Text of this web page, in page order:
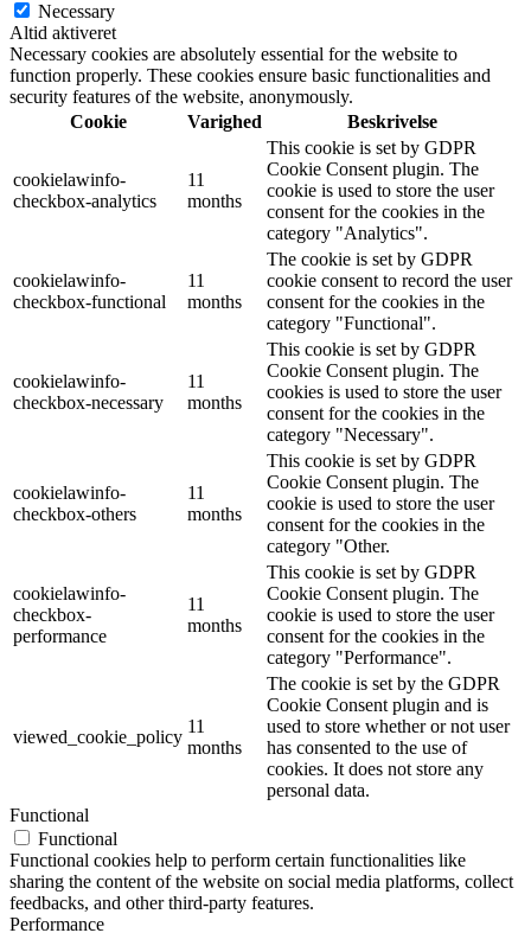
Necessary
Altid aktiveret
Necessary cookies are absolutely essential for the website to
function properly. These cookies ensure basic functionalities and
security features of the website, anonymously.
Cookie
Varighed Beskrivelse
cookielawinfo-
checkbox-analytics
11
months
This cookie is set by GDPR
Cookie Consent plugin. The
cookie is used to store the user
consent for the cookies in the
category "Analytics".
cookielawinfo-
checkbox-functional
11
months
The cookie is set by GDPR
cookie consent to record the user
consent for the cookies in the
category "Functional".
cookielawinfo-
checkbox-necessary
11
months
This cookie is set by GDPR
Cookie Consent plugin. The
cookies is used to store the user
consent for the cookies in the
category "Necessary".
cookielawinfo-
checkbox-others
11
months
This cookie is set by GDPR
Cookie Consent plugin. The
cookie is used to store the user
consent for the cookies in the
category "Other.
cookielawinfo-
checkbox-
performance
11
months
This cookie is set by GDPR
Cookie Consent plugin. The
cookie is used to store the user
consent for the cookies in the
category "Performance".
viewed_cookie_policy
11
months
The cookie is set by the GDPR
Cookie Consent plugin and is
used to store whether or not user
has consented to the use of
cookies. It does not store any
personal data.
Functional
Functional
Functional cookies help to perform certain functionalities like
sharing the content of the website on social media platforms, collect
feedbacks, and other third-party features.
Performance